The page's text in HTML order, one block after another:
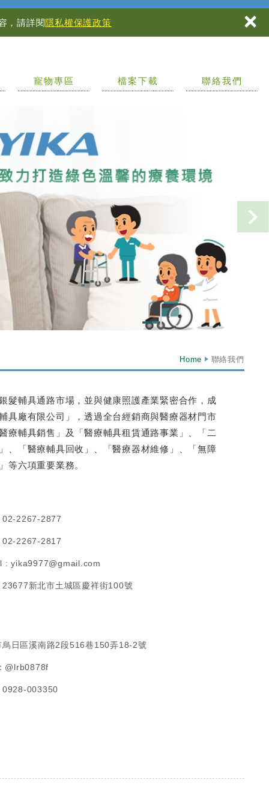
，請詳閱隱私權保護政策 ×
寵物專區
PET ZONE
檔案下載
DOWNLOAD
聯絡我們
CONTACT
Home 聯絡我們
髮輔具通路市場，並與健康照護產業緊密合作，成
具廠有限公司」，透過全台經銷商與醫療器材門市
療輔具銷售」及「醫療輔具租賃通路事業」、「二
、「醫療輔具回收」、「醫療器材維修」、「無障
等六項重要業務。
02-2267-2877
02-2267-2817
:yika9977@gmail.com
23677新北市土城區慶祥街100號
烏日區溪南路2段516巷150弄18-2號
@lrb0878f
0928-003350